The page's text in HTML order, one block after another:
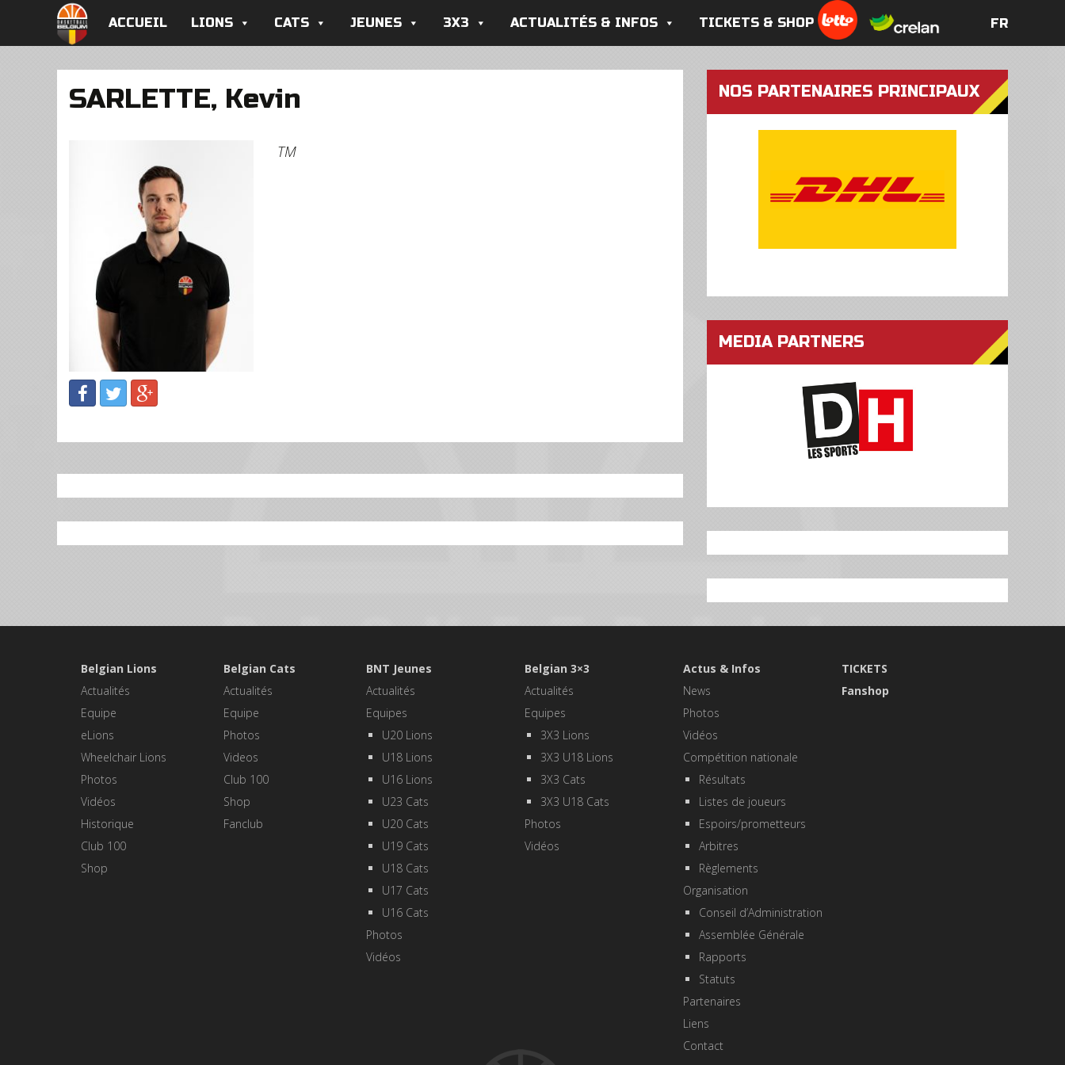
ACCUEIL LIONS CATS JEUNES 3X3 ACTUALITÉS & INFOS TICKETS & SHOP FR
SARLETTE, Kevin
TM
NOS PARTENAIRES PRINCIPAUX
MEDIA PARTNERS
Belgian Lions
Actualités
Equipe
eLions
Wheelchair Lions
Photos
Vidéos
Historique
Club 100
Shop
Belgian Cats
Actualités
Equipe
Photos
Videos
Club 100
Shop
Fanclub
BNT Jeunes
Actualités
Equipes
U20 Lions
U18 Lions
U16 Lions
U23 Cats
U20 Cats
U19 Cats
U18 Cats
U17 Cats
U16 Cats
Photos
Vidéos
Belgian 3×3
Actualités
Equipes
3X3 Lions
3X3 U18 Lions
3X3 Cats
3X3 U18 Cats
Photos
Vidéos
Actus & Infos
News
Photos
Vidéos
Compétition nationale
Résultats
Listes de joueurs
Espoirs/prometteurs
Arbitres
Règlements
Organisation
Conseil d’Administration
Assemblée Générale
Rapports
Statuts
Partenaires
Liens
Contact
TICKETS
Fanshop